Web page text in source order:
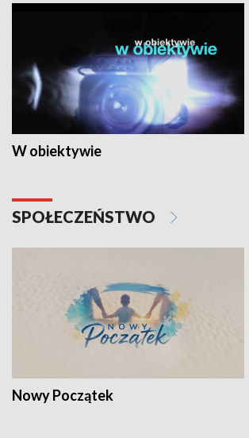
W obiektywie
SPOŁECZEŃSTWO
Nowy Początek